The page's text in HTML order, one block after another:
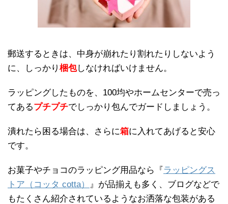
郵送するときは、中身が崩れたり割れたりしないよう
に、しっかり 梱包しなければいけません。
ラッピングしたものを、100均やホームセンターで売っ
てあるプチプチでしっかり包んでガードしましょう。
潰れたら困る場合は、さらに箱に入れてあげると安心
です。
お菓子やチョコのラッピング用品なら『ラッピングス
トア（コッタ cotta）
』が品揃えも多く、ブログなどで
もたくさん紹介されているようなお洒落な包装がある